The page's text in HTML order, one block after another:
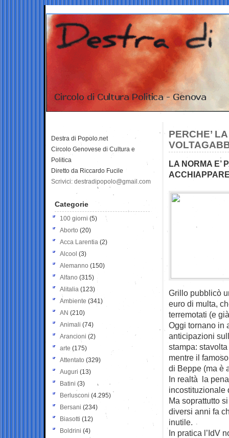
PERCHE’
LA NORMA E’
Grillo pubblicò
euro di multa,
terremotati (e
Oggi tornano in
anticipazioni
stampa:
mentre il
di Beppe (ma è
In realtà la
incostituzionale
Ma soprattutto
diversi anni fa
inutile.
In pratica l’IdV
Destra di Popolo.net
Circolo Genovese di Cultura e
Politica
Diretto da Riccardo Fucile
Scrivici: destradipopolo@gmail.com
Categorie
100 giorni (5)
Aborto (20)
Acca Larentia (2)
Alcool (3)
Alemanno (150)
Alfano (315)
Alitalia (123)
Ambiente (341)
AN (210)
Animali (74)
Arancioni (2)
arte (175)
Attentato (329)
Auguri (13)
Batini (3)
Berlusconi (4.295)
Bersani (234)
Biasotti (12)
Boldrini (4)